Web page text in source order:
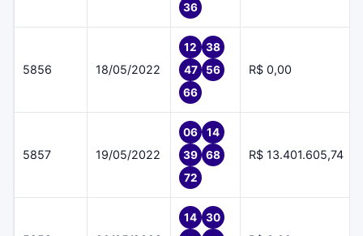
36
5856 18/05/2022
12
38
47
56
66
R$ 0,00
5857 19/05/2022
06
14
39
68
72
R$ 13.401.605,74
14
30